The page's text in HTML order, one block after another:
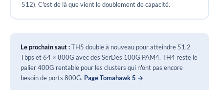
512). C'est de là que vient le doublement de capacité.
Le prochain saut :TH5 double à nouveau pour atteindre 51.2
Tbps et 64 × 800G avec des SerDes 100G PAM4. TH4 reste le
palier 400G rentable pour les clusters qui n'ont pas encore
besoin de ports 800G. Page Tomahawk 5 →